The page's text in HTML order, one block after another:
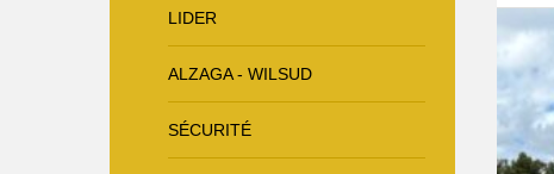
LIDER
ALZAGA - WILSUD
SÉCURITÉ